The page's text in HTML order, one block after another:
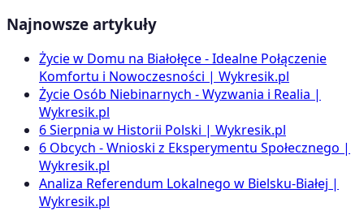
Najnowsze artykuły
Życie w Domu na Białołęce - Idealne Połączenie
Komfortu i Nowoczesności | Wykresik.pl
Życie Osób Niebinarnych - Wyzwania i Realia |
Wykresik.pl
6 Sierpnia w Historii Polski | Wykresik.pl
6 Obcych - Wnioski z Eksperymentu Społecznego |
Wykresik.pl
Analiza Referendum Lokalnego w Bielsku-Białej |
Wykresik.pl